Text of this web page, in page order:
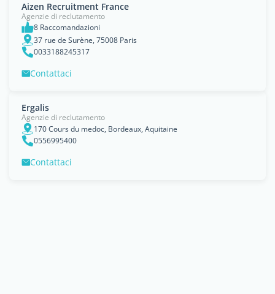
Aizen Recruitment France
Agenzie di reclutamento
8 Raccomandazioni
37 rue de Surène, 75008 Paris
0033188245317
Contattaci
Ergalis
Agenzie di reclutamento
170 Cours du medoc, Bordeaux, Aquitaine
0556995400
Contattaci